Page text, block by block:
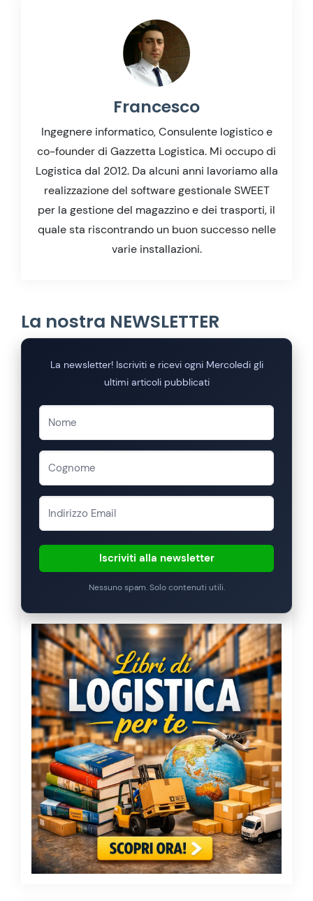
Francesco
Ingegnere informatico, Consulente logistico e
co-founder di Gazzetta Logistica. Mi occupo di
Logistica dal 2012. Da alcuni anni lavoriamo alla
realizzazione del software gestionale SWEET
per la gestione del magazzino e dei trasporti, il
quale sta riscontrando un buon successo nelle
varie installazioni.
La nostra NEWSLETTER
La newsletter! Iscriviti e ricevi ogni Mercoledi gli
ultimi articoli pubblicati
Iscriviti alla newsletter
Nessuno spam. Solo contenuti utili.